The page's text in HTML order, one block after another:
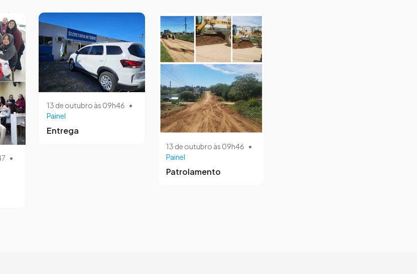
•
13 de outubro às 09h46 •
Painel
Entrega
13 de outubro às 09h46 •
Painel
Patrolamento